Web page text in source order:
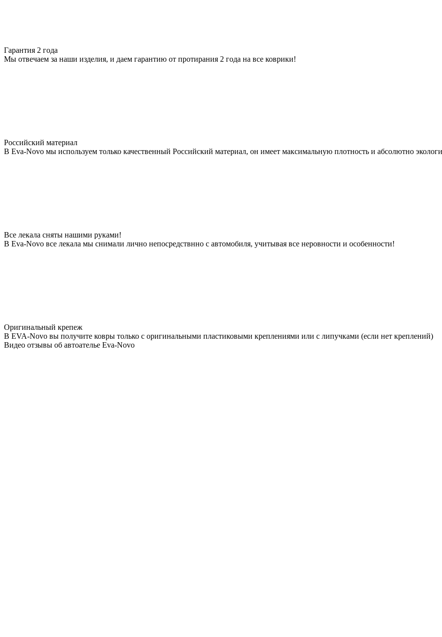
Гарантия 2 года
Мы отвечаем за наши изделия, и даем гарантию от протирания 2 года на все коврики!
Российский материал
В Eva-Novo мы используем только качественный Российский материал, он имеет максимальную плотность и абсолютно
Все лекала сняты нашими руками!
В Eva-Novo все лекала мы снимали лично непосредствнно с автомобиля, учитывая все неровности и особенности!
Оригинальный крепеж
В EVA-Novo вы получите ковры только с оригинальными пластиковыми креплениями или с липучками (если нет креплений)
Видео отзывы об автоателье Eva-Novo